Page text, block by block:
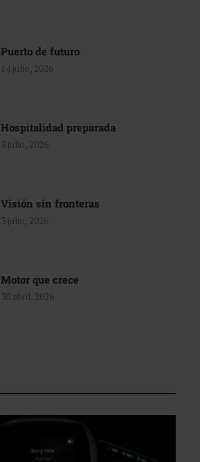
Puerto de futuro
14 julio, 2026
Hospitalidad preparada
3 julio, 2026
Visión sin fronteras
3 julio, 2026
Motor que crece
30 abril, 2026